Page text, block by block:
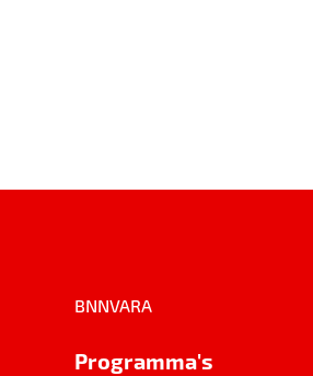
BNNVARA
Programma's